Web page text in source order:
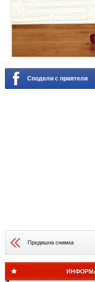
Сподели с приятели
Предишна снимка